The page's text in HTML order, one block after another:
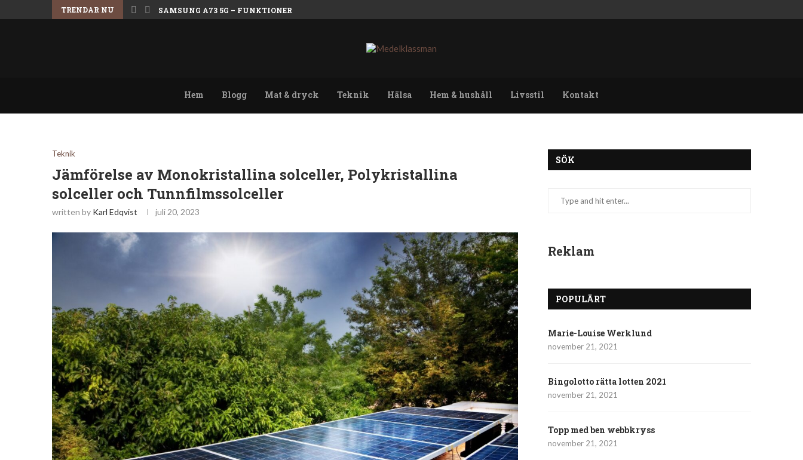
TRENDAR NU SAMSUNG A73 5G – FUNKTIONER
Hem Blogg Mat & dryck Teknik Hälsa Hem & hushåll Livsstil Kontakt
Teknik
Jämförelse av Monokristallina solceller, Polykristallina
solceller och Tunnfilmssolceller
written by Karl Edqvist juli 20, 2023
SÖK
Reklam
POPULÄRT
Marie-Louise Werklund
november 21, 2021
Bingolotto rätta lotten 2021
november 21, 2021
Topp med ben webbkryss
november 21, 2021